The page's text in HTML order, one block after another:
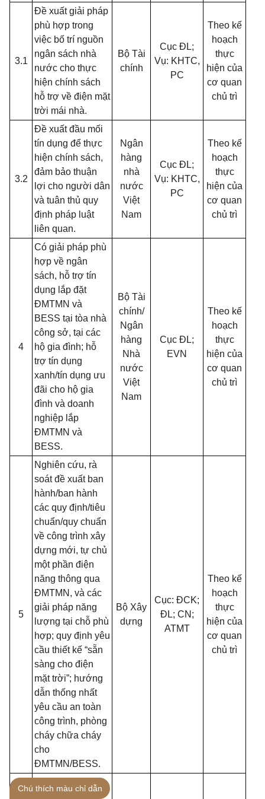
3.1
Đề xuất giải pháp
phù hợp trong
việc bố trí nguồn
ngân sách nhà
nước cho thực
hiện chính sách
hỗ trợ về điện mặt
trời mái nhà.
Bộ Tài
chính
Cục ĐL;
Vụ: KHTC,
PC
Theo kế
hoạch
thực
hiện của
cơ quan
chủ trì
3.2
Đề xuất đầu mối
tín dụng để thực
hiện chính sách,
đảm bảo thuận
lợi cho người dân
và tuân thủ quy
định pháp luật
liên quan.
Ngân
hàng
nhà
nước
Việt
Nam
Cục ĐL;
Vụ: KHTC,
PC
Theo kế
hoạch
thực
hiện của
cơ quan
chủ trì
4
Có giải pháp phù
hợp về ngân
sách, hỗ trợ tín
dụng lắp đặt
ĐMTMN và
BESS tại tòa nhà
công sở, tại các
hộ gia đình; hỗ
trợ tín dụng
xanh/tín dụng ưu
đãi cho hộ gia
đình và doanh
nghiệp lắp
ĐMTMN và
BESS.
Bộ Tài
chính/
Ngân
hàng
Nhà
nước
Việt
Nam
Cục ĐL;
EVN
Theo kế
hoạch
thực
hiện của
cơ quan
chủ trì
5
Nghiên cứu, rà
soát đề xuất ban
hành/ban hành
các quy định/tiêu
chuẩn/quy chuẩn
về công trình xây
dựng mới, tự chủ
một phần điện
năng thông qua
ĐMTMN, và các
giải pháp năng
lượng tại chỗ phù
hợp; quy định yêu
cầu thiết kế “sẵn
sàng cho điện
mặt trời”; hướng
dẫn thống nhất
yêu cầu an toàn
công trình, phòng
cháy chữa cháy
cho
ĐMTMN/BESS.
Bộ Xây
dựng
Cục: ĐCK;
ĐL; CN;
ATMT
Theo kế
hoạch
thực
hiện của
cơ quan
chủ trì
Chú thích màu chỉ dẫn